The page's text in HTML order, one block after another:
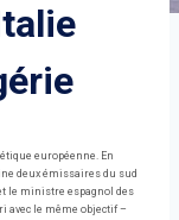
européenne. En
deux émissaires du sud
le ministre espagnol des
avec le même objectif –